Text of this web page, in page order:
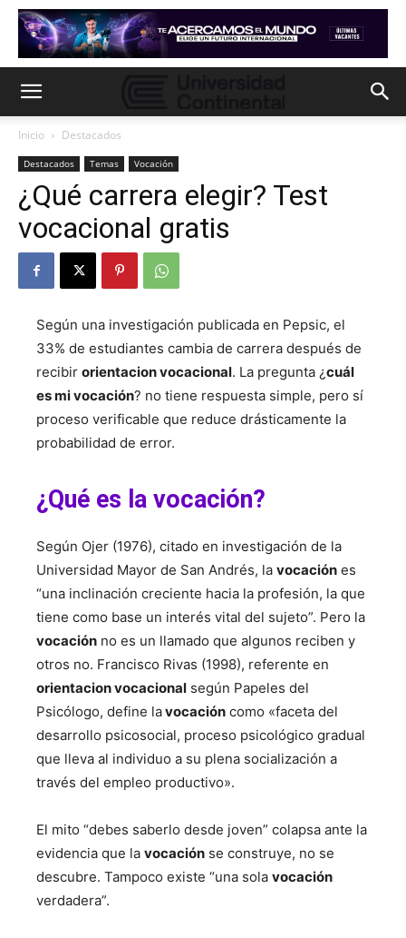
Inicio Destacados
Destacados Temas Vocación
¿Qué carrera elegir? Test
vocacional gratis
Según una investigación publicada en Pepsic, el
33% de estudiantes cambia de carrera después de
recibir orientacion vocacional. La pregunta ¿cuál
es mi vocación? no tiene respuesta simple, pero sí
proceso verificable que reduce drásticamente la
probabilidad de error.
¿Qué es la vocación?
Según Ojer (1976), citado en investigación de la
Universidad Mayor de San Andrés, la vocación es
“una inclinación creciente hacia la profesión, la que
tiene como base un interés vital del sujeto”. Pero la
vocación no es un llamado que algunos reciben y
otros no. Francisco Rivas (1998), referente en
orientacion vocacional según Papeles del
Psicólogo, define lavocación como «faceta del
desarrollo psicosocial, proceso psicológico gradual
que lleva al individuo a su plena socialización a
través del empleo productivo».
El mito “debes saberlo desde joven” colapsa ante la
evidencia que la vocación se construye, no se
descubre. Tampoco existe “una sola vocación
verdadera”.